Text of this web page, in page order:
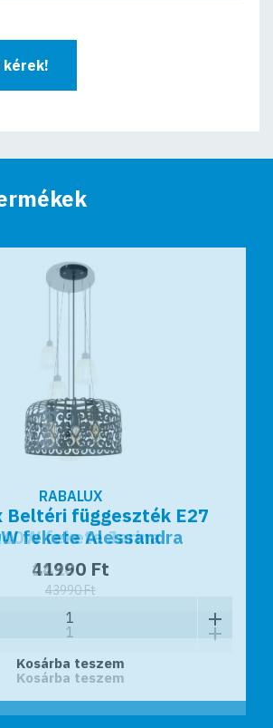
RABALUX
Beltéri függeszték E27
fekete Jarina
14160 Ft
43990 Ft
Kosárba teszem
RABALUX
Beltéri függeszték E27
fekete Alessandra
41990 Ft
Kosárba teszem